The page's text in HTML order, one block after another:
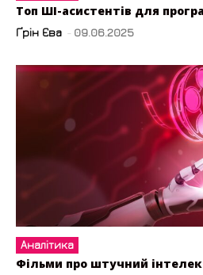
Топ ШІ-асистентів для
Ґрін Єва - 09.06.2025
Аналітика
Фільми про штучний